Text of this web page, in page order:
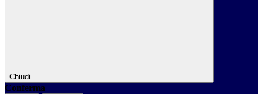
Chiudi
Conferma